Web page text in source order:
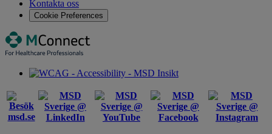
Kontakta oss
Cookie Preferences